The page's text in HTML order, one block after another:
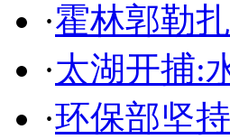
·霍林郭勒
·太湖开捕:
·环保部坚